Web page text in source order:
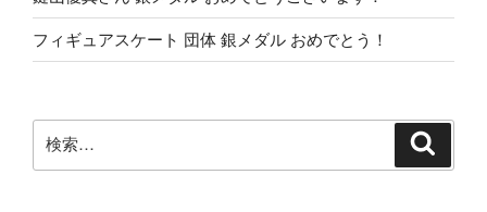
フィギュアスケート 団体 銀メダル おめでとう！
索: